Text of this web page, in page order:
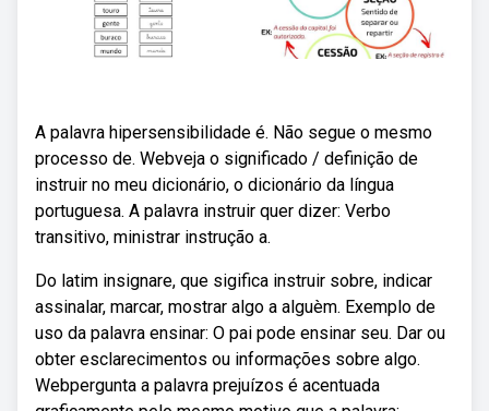
A palavra hipersensibilidade é. Não segue o mesmo
processo de. Webveja o significado / definição de
instruir no meu dicionário, o dicionário da língua
portuguesa. A palavra instruir quer dizer: Verbo
transitivo, ministrar instrução a.
Do latim insignare, que sigifica instruir sobre, indicar
assinalar, marcar, mostrar algo a alguèm. Exemplo de
uso da palavra ensinar: O pai pode ensinar seu. Dar ou
obter esclarecimentos ou informações sobre algo.
Webpergunta a palavra prejuízos é acentuada